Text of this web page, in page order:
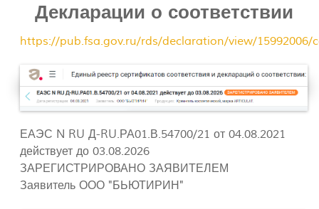
Декларации о соответствии
https://pub.fsa.gov.ru/rds/declaration/view/15992006/
ЕАЭС N RU Д-RU.РА01.В.54700/21 от 04.08.2021
действует до 03.08.2026
ЗАРЕГИСТРИРОВАНО ЗАЯВИТЕЛЕМ
Заявитель ООО "БЬЮТИРИН"